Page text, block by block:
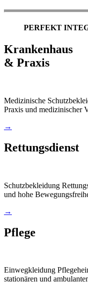
PERFEKT
Krankenhaus
& Praxis
Medizinische
Praxis und medizinischer
→
Rettungsdienst
Schutzbekleidung
und hohe
→
Pflege
Einwegkleidung
stationären und